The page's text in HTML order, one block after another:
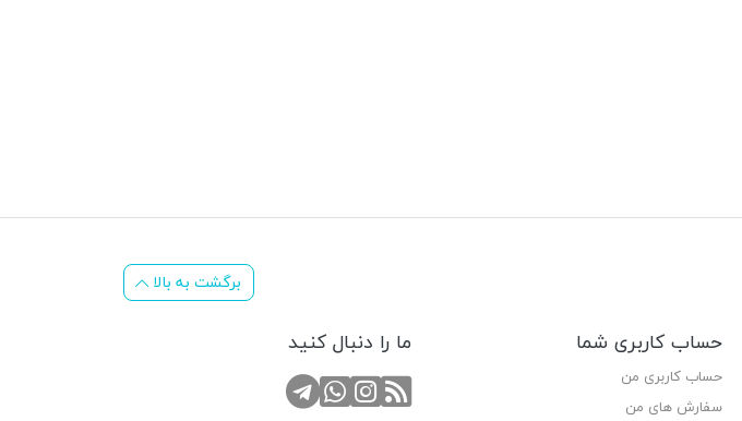
برگشت به بالا
حساب کاربری شما
حساب کاربری من
سفارش های من‎
ما را دنبال کنید
RSSصفحه اینستاگرام
تماس با واتس اپ
کانال تلگرام